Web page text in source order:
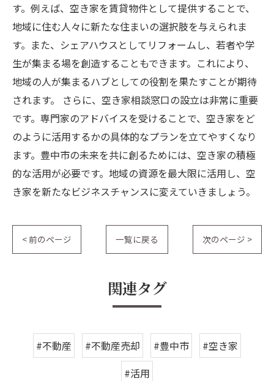
す。例えば、空き家を賃貸物件として提供することで、
地域に住む人々に新たな住まいの選択肢を与えられま
す。また、シェアハウスとしてリフォームし、若者や学
生が集まる場を創造することもできます。これにより、
地域の人が集まるハブとしての役割を果たすことが期待
されます。 さらに、空き家相談窓口の設立は非常に重要
です。専門家のアドバイスを受けることで、空き家をど
のように活用するかの具体的なプランを立てやすくなり
ます。豊中市の未来を共に創るためには、空き家の積極
的な活用が必要です。地域の資源を最大限に活用し、空
き家を新たなビジネスチャンスに変えていきましょう。
< 前のページ 一覧に戻る 次のページ >
関連タグ
#不動産 #不動産売却 #豊中市
#空き家
#活用